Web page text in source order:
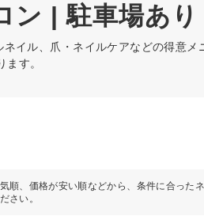
ン | 駐車場あり
イル、爪・ネイルケアなどの得意メ
す。
順、価格が安い順などから、条件に合った
さい。